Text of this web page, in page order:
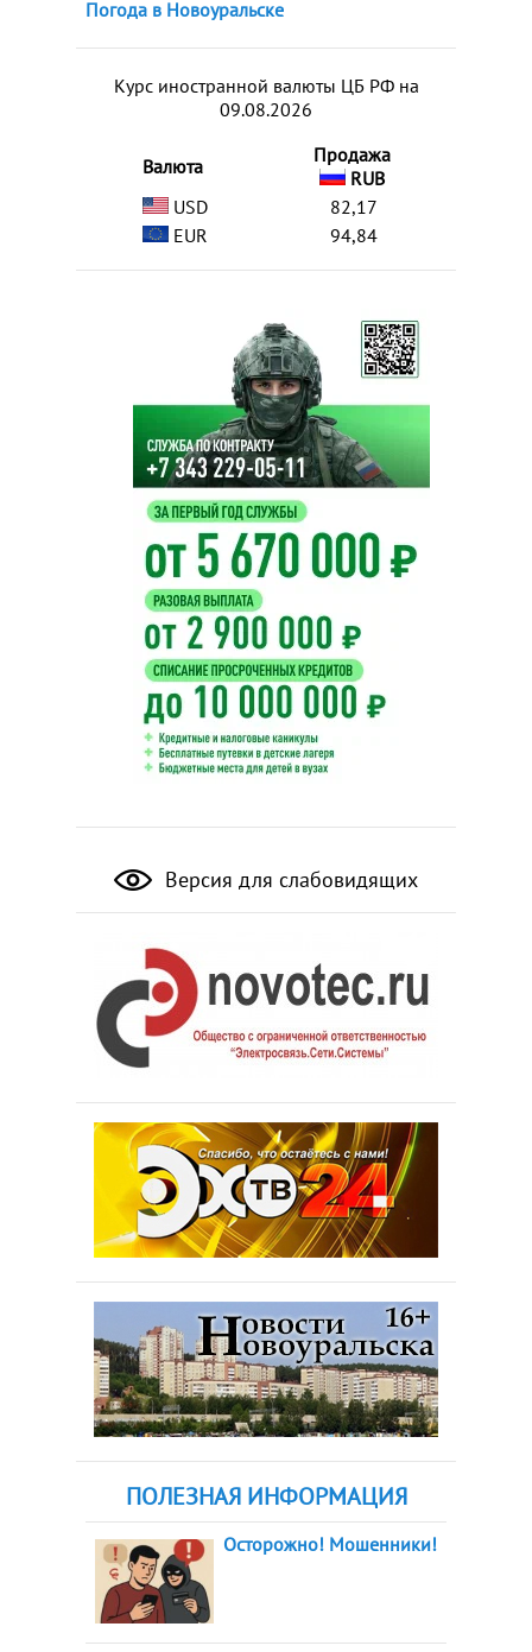
Погода в Новоуральске
Курс иностранной валюты ЦБ РФ на
09.08.2026
Валюта
Продажа
RUB
USD
82,17
EUR
94,84
Версия для слабовидящих
ПОЛЕЗНАЯ ИНФОРМАЦИЯ
Осторожно! Мошенники!